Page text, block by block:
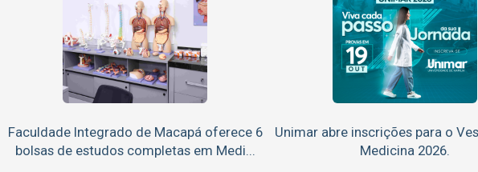
Faculdade Integrado de Macapá oferece 6
bolsas de estudos completas em Medi...
Unimar abre inscrições para o
Medicina 2026.